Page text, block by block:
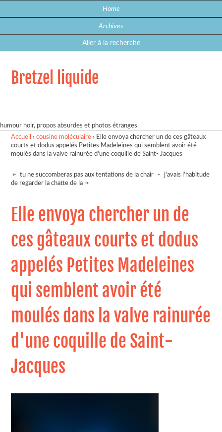
Home
Archives
Aller à la recherche
Bretzel liquide
humour noir, propos absurdes et photos étranges
Accueil ›cousine moléculaire › Elle envoya chercher un de ces gâteaux
courts et dodus appelés Petites Madeleines qui semblent avoir été
moulés dans la valve rainurée d'une coquille de Saint- Jacques
tu ne succomberas pas aux tentations de la chair -
j'avais l'habitude
de regarder la chatte de la
Elle envoya chercher un de
ces gâteaux courts et dodus
appelés Petites Madeleines
qui semblent avoir été
moulés dans la valve rainurée
d'une coquille de Saint-
Jacques